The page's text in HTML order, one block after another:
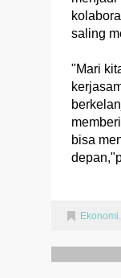
saling
"Mari
bisa
Ekonomi,